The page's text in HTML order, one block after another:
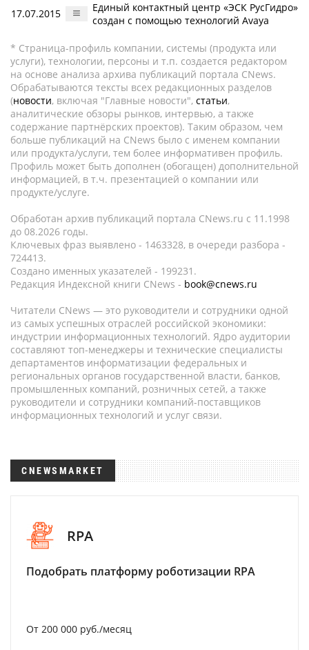
17.07.2015
Единый контактный центр «ЭСК РусГидро»
создан с помощью технологий Avaya
* Страница-профиль компании, системы (продукта или
услуги), технологии, персоны и т.п. создается редактором
на основе анализа архива публикаций портала CNews.
Обрабатываются тексты всех редакционных разделов
(новости, включая "Главные новости", статьи,
аналитические обзоры рынков, интервью, а также
содержание партнёрских проектов). Таким образом, чем
больше публикаций на CNews было с именем компании
или продукта/услуги, тем более информативен профиль.
Профиль может быть дополнен (обогащен) дополнительной
информацией, в т.ч. презентацией о компании или
продукте/услуге.
Обработан архив публикаций портала CNews.ru c 11.1998
до 08.2026 годы.
Ключевых фраз выявлено - 1463328, в очереди разбора -
724413.
Создано именных указателей - 199231.
Редакция Индексной книги CNews - book@cnews.ru
Читатели CNews — это руководители и сотрудники одной
из самых успешных отраслей российской экономики:
индустрии информационных технологий. Ядро аудитории
составляют топ-менеджеры и технические специалисты
департаментов информатизации федеральных и
региональных органов государственной власти, банков,
промышленных компаний, розничных сетей, а также
руководители и сотрудники компаний-поставщиков
информационных технологий и услуг связи.
CNEWSMARKET
RPA
Подобрать платформу роботизации RPA
От 200 000 руб./месяц